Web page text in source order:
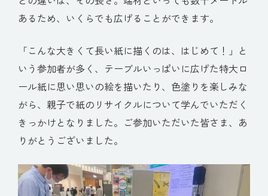
あるため、いくらでも広げることができます。
「こんな大きくて長い紙に描くのは、はじめて！」と
いう参加者が多く、テーブルいっぱいに広げた特大ロ
ール紙に思い思いの絵を描いたり、色塗りを楽しみな
がら、親子で紙のリサイクルについて学んでいただく
きっかけとなりました。ご参加いただいた皆さま、あ
りがとうございました。